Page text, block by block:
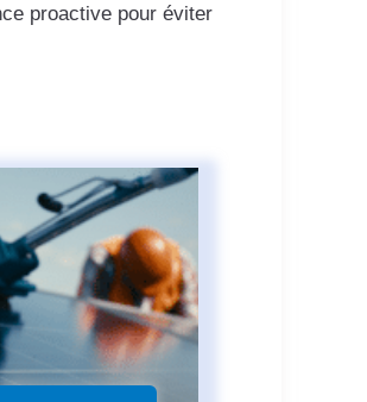
proactive pour éviter